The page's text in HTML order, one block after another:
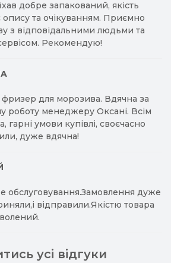
добре запакований, якість
опису та очікуванням. Приємно
з відповідальними людьми та
Рекомендую!
фризер для морозива. Вдячна за
роботу менеджеру Оксані. Всім
гарні умови купівлі, своєчасно
дуже вдячна!
обслуговування.Замовлення дуже
відправили.Якістю товара
усі відгуки